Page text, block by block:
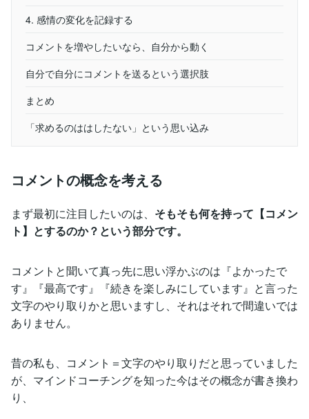
4. 感情の変化を記録する
コメントを増やしたいなら、自分から動く
自分で自分にコメントを送るという選択肢
まとめ
「求めるのははしたない」という思い込み
コメントの概念を考える
まず最初に注目したいのは、 そもそも何を持って【コメン
ト】とするのか？という部分です。
コメントと聞いて真っ先に思い浮かぶのは『よかったで
す』『最高です』『続きを楽しみにしています』と言った
文字のやり取りかと思いますし、それはそれで間違いでは
ありません。
昔の私も、コメント＝文字のやり取りだと思っていました
が、マインドコーチングを知った今はその概念が書き換わ
り、